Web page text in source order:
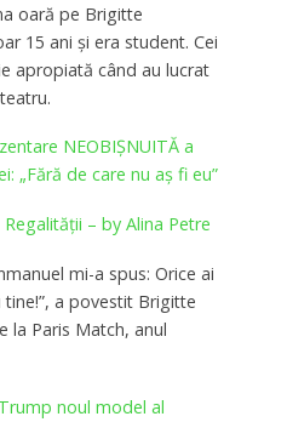
oară pe Brigitte
15 ani şi era student. Cei
apropiată când au lucrat
NEOBIȘNUITĂ a
„Fără de care nu aş fi eu”
– by Alina Petre
mi-a spus: Orice ai
a povestit Brigitte
la Paris Match, anul
noul model al